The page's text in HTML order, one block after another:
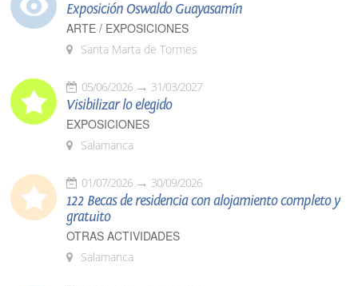
Exposición Oswaldo Guayasamín
ARTE / EXPOSICIONES
Santa Marta de Tormes
05/06/2026 31/03/2027
Visibilizar lo elegido
EXPOSICIONES
Salamanca
01/07/2026 30/09/2026
122 Becas de residencia con alojamiento completo y
gratuito
OTRAS ACTIVIDADES
Salamanca